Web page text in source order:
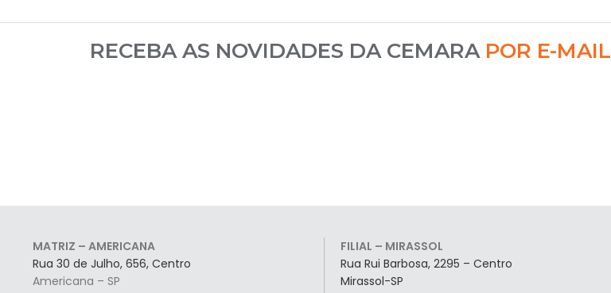
RECEBA AS NOVIDADES DA CEMARA POR E-MAIL
MATRIZ – AMERICANA
Rua 30 de Julho, 656, Centro
Americana – SP
FILIAL – MIRASSOL
Rua Rui Barbosa, 2295 – Centro
Mirassol-SP